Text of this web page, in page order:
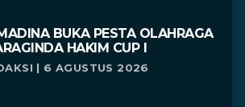
BUKA PESTA OLAHRAGA
HAKIM CUP I
| 6 AGUSTUS 2026